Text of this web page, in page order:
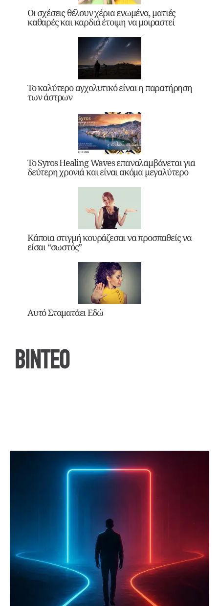
Οι σχέσεις θέλουν χέρια ενωμένα, ματιές
καθαρές και καρδιά έτοιμη να μοιραστεί
Το καλύτερο αγχολυτικό είναι η παρατήρηση
των άστρων
Το Syros Healing Waves επαναλαμβάνεται για
δεύτερη χρονιά και είναι ακόμα μεγαλύτερο
Κάποια στιγμή κουράζεσαι να προσπαθείς να
είσαι “σωστός”
Αυτό Σταματάει Εδώ
ΒΙΝΤΕΟ